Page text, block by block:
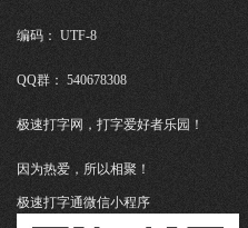
编码： UTF-8
QQ群： 540678308
极速打字网，打字爱好者乐园！
因为热爱，所以相聚！
极速打字通微信小程序